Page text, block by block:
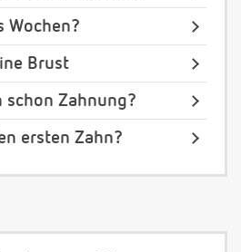
Wochen?
Brust
schon Zahnung?
ersten Zahn?